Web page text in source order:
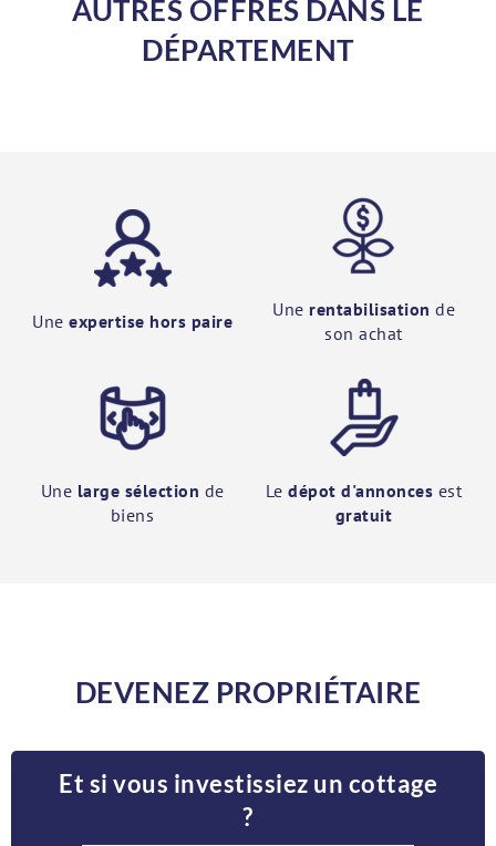
AUTRES OFFRES DANS LE
DÉPARTEMENT
Une expertise hors paire
Une rentabilisation de
son achat
Une large sélection de
biens
Ledépot d'annonces est
gratuit
DEVENEZ PROPRIÉTAIRE
Et si vous investissiez un cottage
?